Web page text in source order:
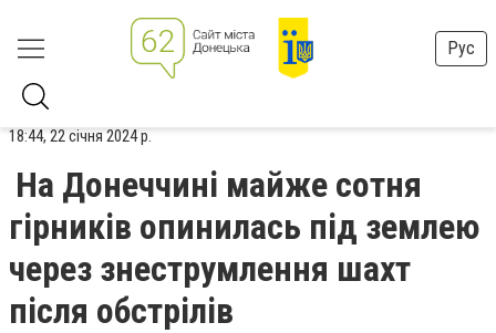
Рус
18:44, 22 січня 2024 р.
На Донеччині майже сотня
гірників опинилась під землею
через знеструмлення шахт
після обстрілів